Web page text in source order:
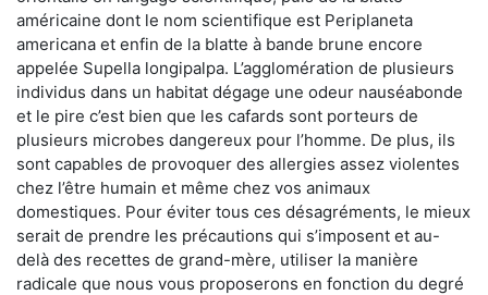
américaine dont le nom scientifique est Periplaneta
americana et enfin de la blatte à bande brune encore
appelée Supella longipalpa. L’agglomération de plusieurs
individus dans un habitat dégage une odeur nauséabonde
et le pire c’est bien que les cafards sont porteurs de
plusieurs microbes dangereux pour l’homme. De plus, ils
sont capables de provoquer des allergies assez violentes
chez l’être humain et même chez vos animaux
domestiques. Pour éviter tous ces désagréments, le mieux
serait de prendre les précautions qui s’imposent et au-
delà des recettes de grand-mère, utiliser la manière
radicale que nous vous proposerons en fonction du degré